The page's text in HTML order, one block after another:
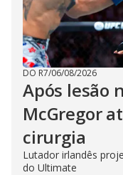
DO R7/06/08/2026
Após lesão
McGregor
cirurgia
Lutador irlandês
do Ultimate